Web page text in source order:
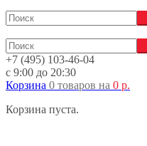
+7 (495) 103-46-04
с 9:00 до 20:30
Корзина 0 товаров на 0 р.
Корзина пуста.